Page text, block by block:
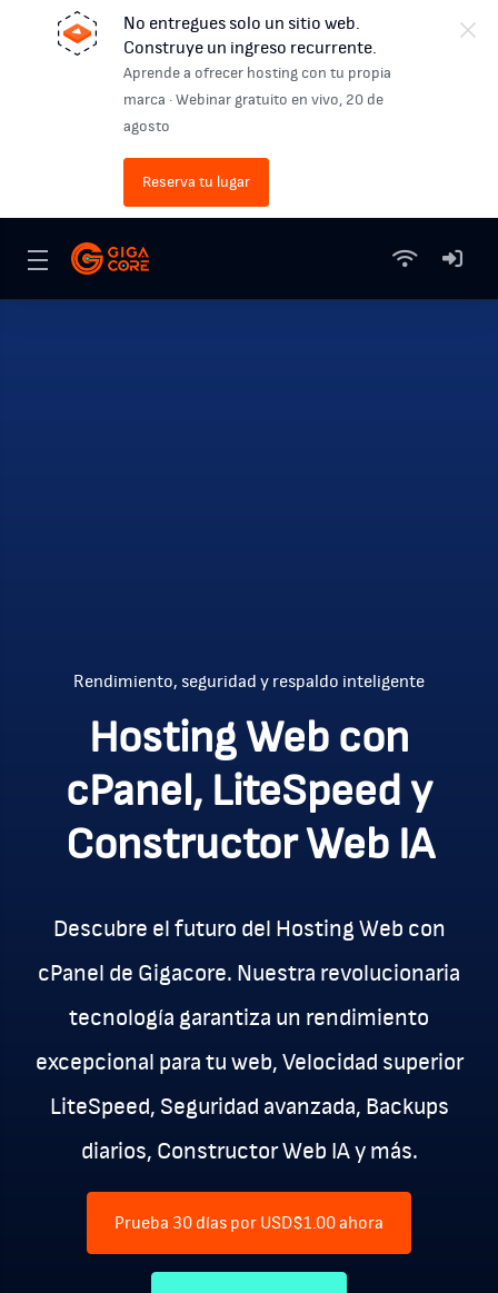
No entregues solo un sitio web.
Construye un ingreso recurrente.
Aprende a ofrecer hosting con tu propia
marca · Webinar gratuito en vivo, 20 de
agosto
Reserva tu lugar
Rendimiento, seguridad y respaldo inteligente
Hosting Web con
cPanel, LiteSpeed y
Constructor Web IA
Descubre el futuro del Hosting Web con
cPanel de Gigacore. Nuestra revolucionaria
tecnología garantiza un rendimiento
excepcional para tu web, Velocidad superior
LiteSpeed, Seguridad avanzada, Backups
diarios, Constructor Web IA y más.
Prueba 30 días por USD$1.00 ahora